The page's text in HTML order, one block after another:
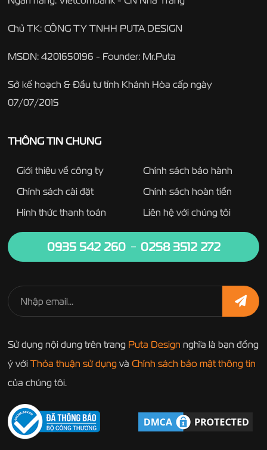
Chủ TK: CÔNG TY TNHH PUTA DESIGN
MSDN: 4201650196 - Founder: Mr.Puta
Sở kế hoạch & Đầu tư tỉnh Khánh Hòa cấp ngày
07/07/2015
THÔNG TIN CHUNG
Giới thiệu về công ty
Chính sách bảo hành
Chính sách cài đặt
Chính sách hoàn tiền
Hình thức thanh toán
Liên hệ với chúng tôi
0935 542 260 0258 3512 272
Sử dụng nội dung trên trang Puta Design nghĩa là bạn đồng
ý với Thỏa thuận sử dụngvà Chính sách bảo mật thông tin
của chúng tôi.